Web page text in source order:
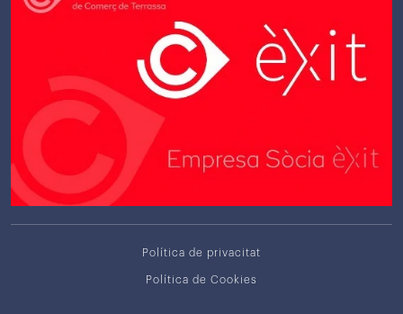
Política de privacitat
Política de Cookies